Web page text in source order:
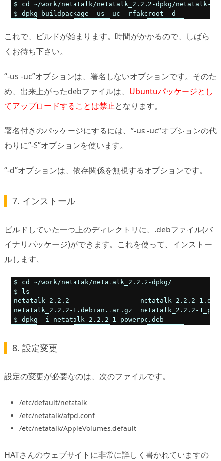
$ cd ~/work/netatalk/netatalk_2.2.2-dpkg/netatalk-
$ dpkg-buildpackage -us -uc -rfakeroot -d
これで、ビルドが始まります。時間がかかるので、しばら
くお待ち下さい。
“-us -uc”オプションは、署名しないオプションです。そのた
め、出来上がったdebファイルは、 Ubuntuパッケージとし
てアップロードすることは禁止となります。
署名付きのパッケージにするには、”-us -uc”オプションの代
わりに”-S”オプションを使います。
“-d”オプションは、依存関係を無視するオプションです。
7. インストール
ビルドしていた一つ上のディレクトリに、.debファイル(バ
イナリパッケージ)ができます。これを使って、インストー
ルします。
$ cd ~/work/netatak/netatalk_2.2.2-dpkg/
$ ls
netatalk-2.2.2                  netatalk_2.2.2-1.dsc
netatalk_2.2.2-1.debian.tar.gz  netatalk_2.2.2-
$ dpkg -i netatalk_2.2.2-1_powerpc.deb
8. 設定変更
設定の変更が必要なのは、次のファイルです。
/etc/default/netatalk
/etc/netatalk/afpd.conf
/etc/netatalk/AppleVolumes.default
HATさんのウェブサイトに非常に詳しく書かれていますの